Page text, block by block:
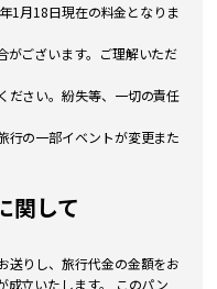
1月18日現在の料金となりま
ございます。ご理解いただ
ださい。紛失等、一切の責任
の一部イベントが変更また
関して
送りし、旅行代金の金額をお
成立いたします。 このパン